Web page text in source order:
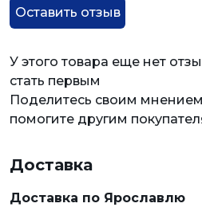
Оставить отзыв
У этого товара еще нет
стать первым
Поделитесь своим
помогите другим
Доставка
Доставка по Ярославлю